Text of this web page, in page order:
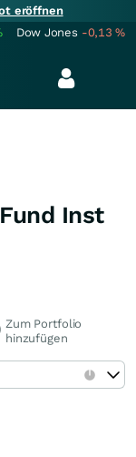
eröffnen
Dow Jones -0,13%
Inst
Zum Portfolio
hinzufügen